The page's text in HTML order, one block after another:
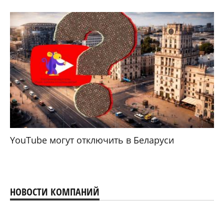
YouTube могут отключить в Беларуси
НОВОСТИ КОМПАНИЙ